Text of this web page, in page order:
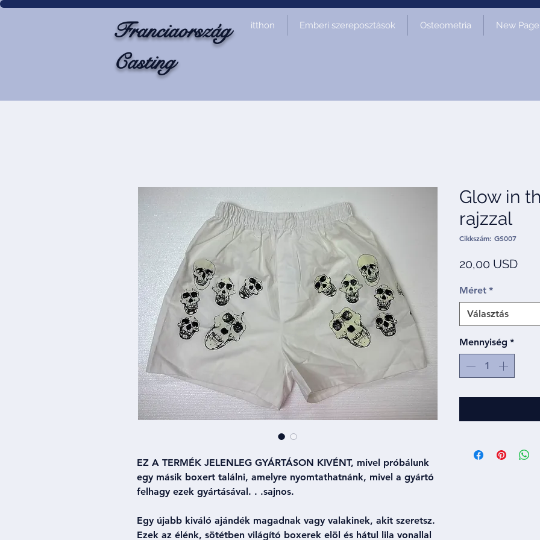
Franciaország
Casting
itthon Emberi szereposztások Osteometria New Page
EZ A TERMÉK JELENLEG GYÁRTÁSON KIVÉNT, mivel próbálunk
egy másik boxert találni, amelyre nyomtathatnánk, mivel a gyártó
felhagy ezek gyártásával. . .sajnos.
Egy újabb kiváló ajándék magadnak vagy valakinek, akit szeretsz.
Ezek az élénk, sötétben világító boxerek elöl és hátul lila vonallal
Glow in
rajzzal
Cikkszám: GS007
20,00 USDÁr
Méret *
Választás
Mennyiség *